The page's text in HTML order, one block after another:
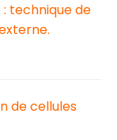
technique de
de cellules